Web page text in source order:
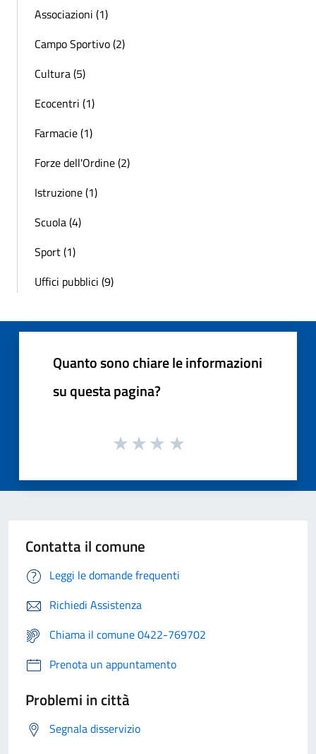
Associazioni (1)
Campo Sportivo (2)
Cultura (5)
Ecocentri (1)
Farmacie (1)
Forze dell'Ordine (2)
Istruzione (1)
Scuola (4)
Sport (1)
Uffici pubblici (9)
Quanto sono chiare le informazioni
su questa pagina?
Contatta il comune
Leggi le domande frequenti
Richiedi Assistenza
Chiama il comune 0422-769702
Prenota un appuntamento
Problemi in città
Segnala disservizio